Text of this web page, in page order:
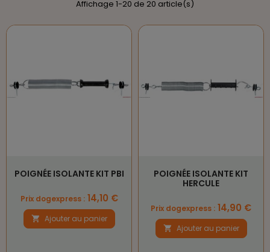
Affichage 1-20 de 20 article(s)
POIGNÉE ISOLANTE KIT PBI
Prix
Prix dogexpress :14,10 €
 Ajouter au panier
POIGNÉE ISOLANTE KIT
HERCULE
Prix
Prix dogexpress : 14,90 €
 Ajouter au panier